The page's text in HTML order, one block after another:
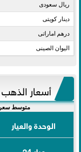
ريال سعودى​
دينار كويتى​
درهم اماراتى​
اليوان الصينى​
أسعار الذهب
متوسط سعر
الوحدة والعيار